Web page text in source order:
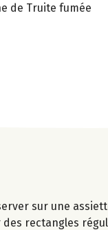
de Truite fumée
sur une
rectangles